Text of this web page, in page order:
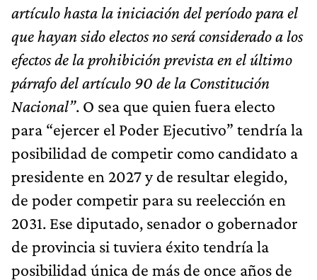
artículo hasta la iniciación del período para el
que hayan sido electos no será considerado a los
efectos de la prohibición prevista en el último
párrafo del artículo 90 de la Constitución
Nacional”. O sea que quien fuera electo
para “ejercer el Poder Ejecutivo” tendría la
posibilidad de competir como candidato a
presidente en 2027 y de resultar elegido,
de poder competir para su reelección en
2031. Ese diputado, senador o gobernador
de provincia si tuviera éxito tendría la
posibilidad única de más de once años de